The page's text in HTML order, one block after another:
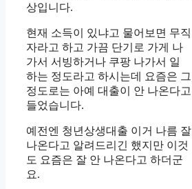
상입니다.
현재 소득이 있냐고 물어보면 무직
자라고 하고 가끔 단기로 가게 나
가서 서빙하거나 쿠팡 나가서 일
하는 정도라고 하시는데 요즘은 그
정도로는 아예 대출이 안 나온다고
들었습니다.
예전엔 청년상생대출 이거 나름 잘
나온다고 알려드리긴 했지만 이것
도 요즘은 잘 안 나온다고 하더군
요.